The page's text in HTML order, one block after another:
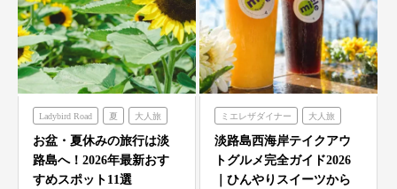
Ladybird Road 夏 大人旅
家族旅 フレンチの森
グランシャリオ
農家レストラン「陽・燦燦」
お盆・夏休みの旅行は淡
路島へ！2026年最新おす
すめスポット11選
ミエレザダイナー 大人旅
家族旅 食べる
ハローキティスマイル
ミエレザガーデン
淡路島西海岸テイクアウ
トグルメ完全ガイド2026
｜ひんやりスイーツから